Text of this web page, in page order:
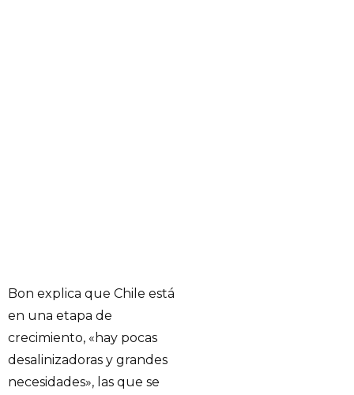
Bon explica que Chile está
en una etapa de
crecimiento, «hay pocas
desalinizadoras y grandes
necesidades», las que se